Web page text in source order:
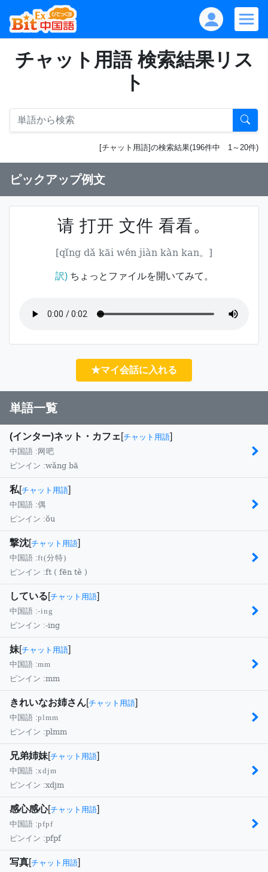
チャット用語 検索結果リス
ト
[チャット用語]の検索結果(196件中 1～20件)
ピックアップ例文
请 打开 文件 看看。
[qǐng dǎ kāi wén jiàn kàn kan。]
訳)ちょっとファイルを開いてみて。
★マイ会話に入れる
単語一覧
(インター)ネット・カフェ[チャット用語]
中国語 : 网吧
ピンイン :wǎng bā
私[チャット用語]
中国語 :偶
ピンイン :ǒu
撃沈[チャット用語]
中国語 :ft(分特)
ピンイン :ft ( fēn tè )
している[チャット用語]
中国語 :-ing
ピンイン :-ing
妹[チャット用語]
中国語 :mm
ピンイン :mm
きれいなお姉さん[チャット用語]
中国語 :plmm
ピンイン :plmm
兄弟姉妹[チャット用語]
中国語 :xdjm
ピンイン :xdjm
感心感心[チャット用語]
中国語 :pfpf
ピンイン :pfpf
写真[チャット用語]